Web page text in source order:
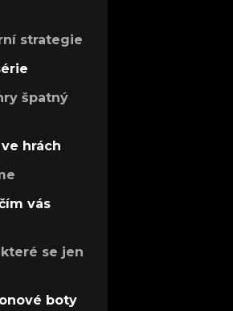
strategie
špatný
hrách
vás
se jen
boty